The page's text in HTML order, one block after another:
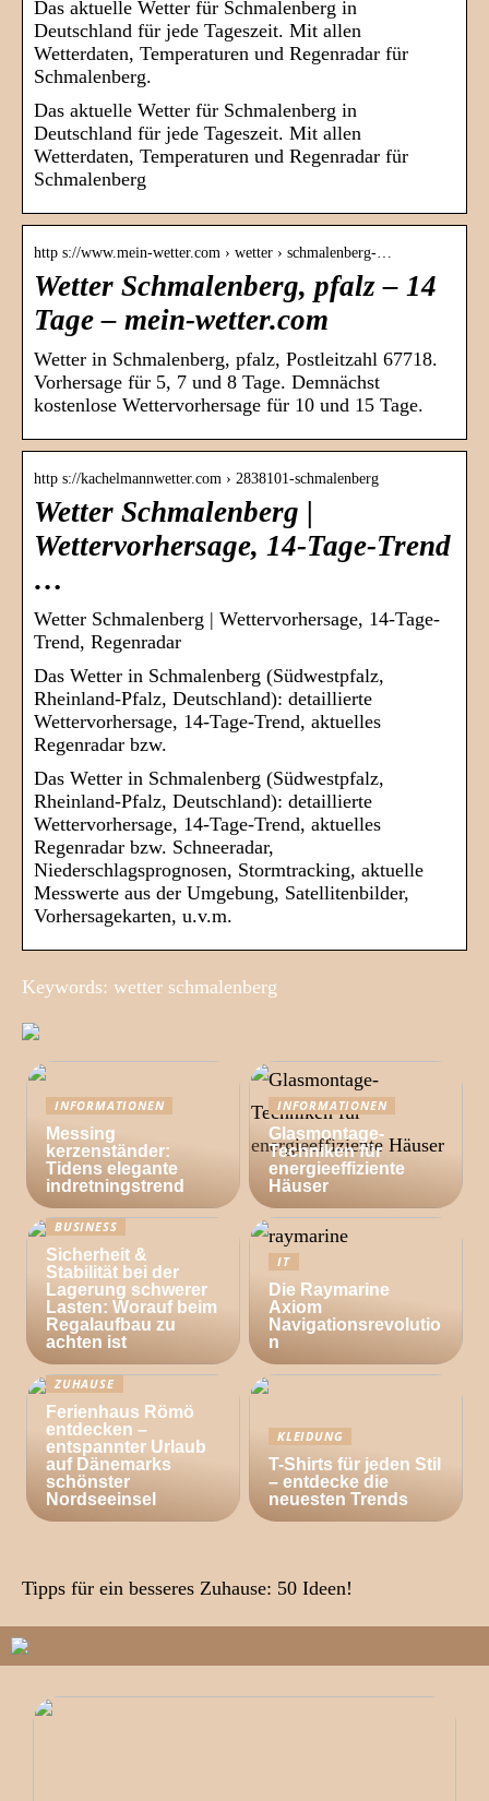
Das aktuelle Wetter für Schmalenberg in
Deutschland für jede Tageszeit. Mit allen
Wetterdaten, Temperaturen und Regenradar für
Schmalenberg.
Das aktuelle Wetter für Schmalenberg in
Deutschland für jede Tageszeit. Mit allen
Wetterdaten, Temperaturen und Regenradar für
Schmalenberg
http s://www.mein-wetter.com › wetter › schmalenberg-…
Wetter Schmalenberg, pfalz – 14
Tage – mein-wetter.com
Wetter in Schmalenberg, pfalz, Postleitzahl 67718.
Vorhersage für 5, 7 und 8 Tage. Demnächst
kostenlose Wettervorhersage für 10 und 15 Tage.
http s://kachelmannwetter.com › 2838101-schmalenberg
Wetter Schmalenberg |
Wettervorhersage, 14-Tage-Trend
…
Wetter Schmalenberg | Wettervorhersage, 14-Tage-
Trend, Regenradar
Das Wetter in Schmalenberg (Südwestpfalz,
Rheinland-Pfalz, Deutschland): detaillierte
Wettervorhersage, 14-Tage-Trend, aktuelles
Regenradar bzw.
Das Wetter in Schmalenberg (Südwestpfalz,
Rheinland-Pfalz, Deutschland): detaillierte
Wettervorhersage, 14-Tage-Trend, aktuelles
Regenradar bzw. Schneeradar,
Niederschlagsprognosen, Stormtracking, aktuelle
Messwerte aus der Umgebung, Satellitenbilder,
Vorhersagekarten, u.v.m.
Keywords: wetter schmalenberg
INFORMATIONEN
Messing
kerzenständer:
Tidens elegante
indretningstrend
INFORMATIONEN
Glasmontage-
Techniken für
energieeffiziente
Häuser
BUSINESS
Sicherheit &
Stabilität bei der
Lagerung schwerer
Lasten: Worauf beim
Regalaufbau zu
achten ist
IT
Die Raymarine
Axiom
Navigationsrevolutio
n
ZUHAUSE
Ferienhaus Römö
entdecken –
entspannter Urlaub
auf Dänemarks
schönster
Nordseeinsel
KLEIDUNG
T-Shirts für jeden Stil
– entdecke die
neuesten Trends
Tipps für ein besseres Zuhause: 50 Ideen!